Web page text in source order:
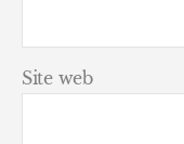
Site web